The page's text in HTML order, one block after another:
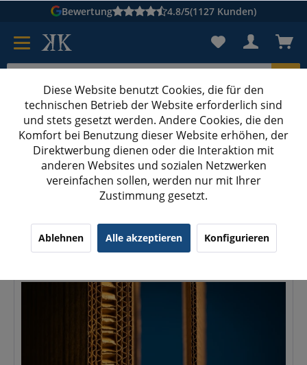
Bewertung 4.8/5(1127 Kunden)
Karton suchen
Kartons bedruckenKartons nach Maß
Grammatur: warum das Papiergewicht über die Festigkeit
Grammatur: warum das Papiergewicht über
die Festigkeit entscheidet
01.07.26 01:47 0 Kommentare
Diese Website benutzt Cookies, die für den
technischen Betrieb der Website erforderlich sind
und stets gesetzt werden. Andere Cookies, die den
Komfort bei Benutzung dieser Website erhöhen, der
Direktwerbung dienen oder die Interaktion mit
anderen Websites und sozialen Netzwerken
vereinfachen sollen, werden nur mit Ihrer
Zustimmung gesetzt.
Ablehnen Alle akzeptieren Konfigurieren